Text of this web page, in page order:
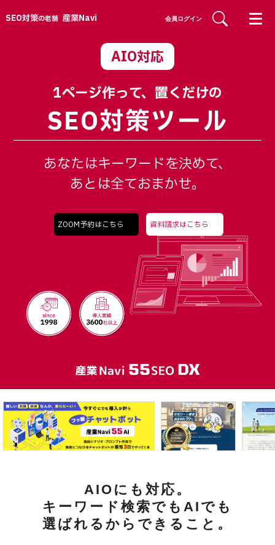
SEO対策の老舗 産業Navi 会員ログイン
AIO対応
1ページ作って、置くだけの
SEO対策ツール
あなたはキーワードを決めて、
あとは全ておまかせ。
ZOOM予約はこちら 資料請求はこちら
AIOにも対応。
キーワード検索でもAIでも
選ばれるからできること。